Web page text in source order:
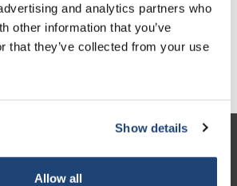
and analytics partners who
other information that you’ve
that they’ve collected from your use
Show details
Allow all
aan winkelwagen